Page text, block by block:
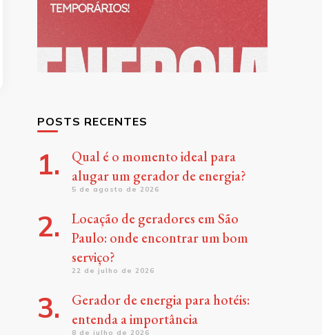
POSTS RECENTES
Qual é o momento ideal para
alugar um gerador de energia?
5 de agosto de 2026
Locação de geradores em São
Paulo: onde encontrar um bom
serviço?
22 de julho de 2026
Gerador de energia para hotéis:
entenda a importância
8 de julho de 2026